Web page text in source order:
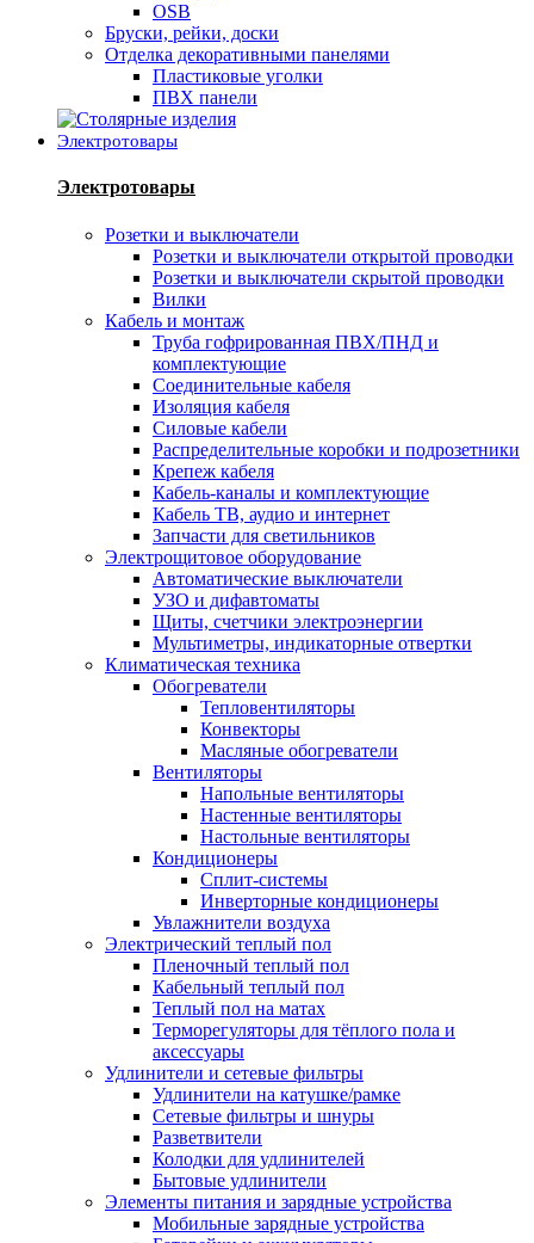
OSB
Бруски, рейки, доски
Отделка декоративными панелями
Пластиковые уголки
ПВХ панели
Электротовары
Электротовары
Розетки и выключатели
Розетки и выключатели открытой проводки
Розетки и выключатели скрытой проводки
Вилки
Кабель и монтаж
Труба гофрированная ПВХ/ПНД и
комплектующие
Соединительные кабеля
Изоляция кабеля
Силовые кабели
Распределительные коробки и подрозетники
Крепеж кабеля
Кабель-каналы и комплектующие
Кабель ТВ, аудио и интернет
Запчасти для светильников
Электрощитовое оборудование
Автоматические выключатели
УЗО и дифавтоматы
Щиты, счетчики электроэнергии
Мультиметры, индикаторные отвертки
Климатическая техника
Обогреватели
Тепловентиляторы
Конвекторы
Масляные обогреватели
Вентиляторы
Напольные вентиляторы
Настенные вентиляторы
Настольные вентиляторы
Кондиционеры
Сплит-системы
Инверторные кондиционеры
Увлажнители воздуха
Электрический теплый пол
Пленочный теплый пол
Кабельный теплый пол
Теплый пол на матах
Терморегуляторы для тёплого пола и
аксессуары
Удлинители и сетевые фильтры
Удлинители на катушке/рамке
Сетевые фильтры и шнуры
Разветвители
Колодки для удлинителей
Бытовые удлинители
Элементы питания и зарядные устройства
Мобильные зарядные устройства